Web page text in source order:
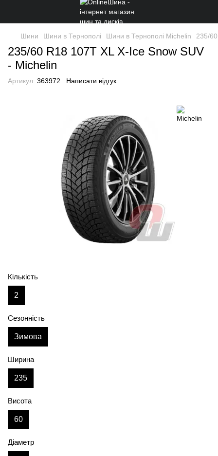
Шини Шини в Тернополі Шини в Тернополі Michelin 235/
235/60 R18 107T XL X-Ice Snow SUV
- Michelin
Артикул: 363972 Написати відгук
Кількість
2
Сезонність
Зимова
Ширина
235
Висота
60
Діаметр